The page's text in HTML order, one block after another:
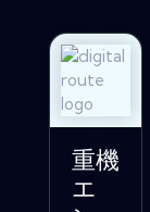
重機
エ